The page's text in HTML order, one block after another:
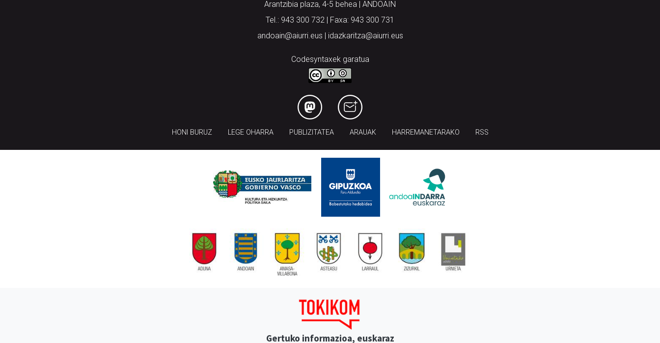
Arantzibia plaza, 4-5 behea | ANDOAIN
Tel.: 943 300 732 | Faxa: 943 300 731
andoain@aiurri.eus | idazkaritza@aiurri.eus
Codesyntaxek garatua
HONI BURUZ LEGE OHARRA PUBLIZITATEA ARAUAK HARREMANETARAKO RSS
Gertuko informazioa, euskaraz